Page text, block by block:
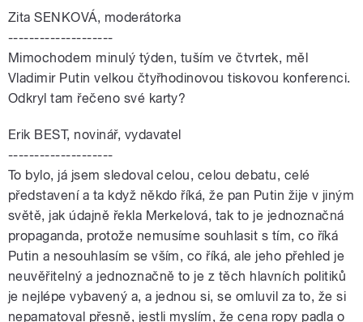
Zita SENKOVÁ, moderátorka
--------------------
Mimochodem minulý týden, tuším ve čtvrtek, měl
Vladimir Putin velkou čtyřhodinovou tiskovou konferenci.
Odkryl tam řečeno své karty?
Erik BEST, novinář, vydavatel
--------------------
To bylo, já jsem sledoval celou, celou debatu, celé
představení a ta když někdo říká, že pan Putin žije v jiným
světě, jak údajně řekla Merkelová, tak to je jednoznačná
propaganda, protože nemusíme souhlasit s tím, co říká
Putin a nesouhlasím se vším, co říká, ale jeho přehled je
neuvěřitelný a jednoznačně to je z těch hlavních politiků
je nejlépe vybavený a, a jednou si, se omluvil za to, že si
nepamatoval přesně, jestli myslím, že cena ropy padla o